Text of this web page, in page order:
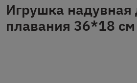
Игрушка надувная
плавания 36*18 см